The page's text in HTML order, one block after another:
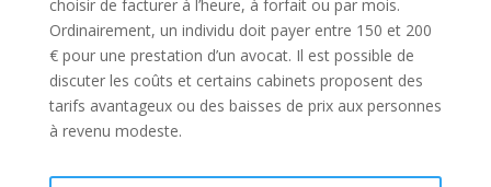
choisir de facturer à l’heure, à forfait ou par mois.
Ordinairement, un individu doit payer entre 150 et 200
€ pour une prestation d’un avocat. Il est possible de
discuter les coûts et certains cabinets proposent des
tarifs avantageux ou des baisses de prix aux personnes
à revenu modeste.